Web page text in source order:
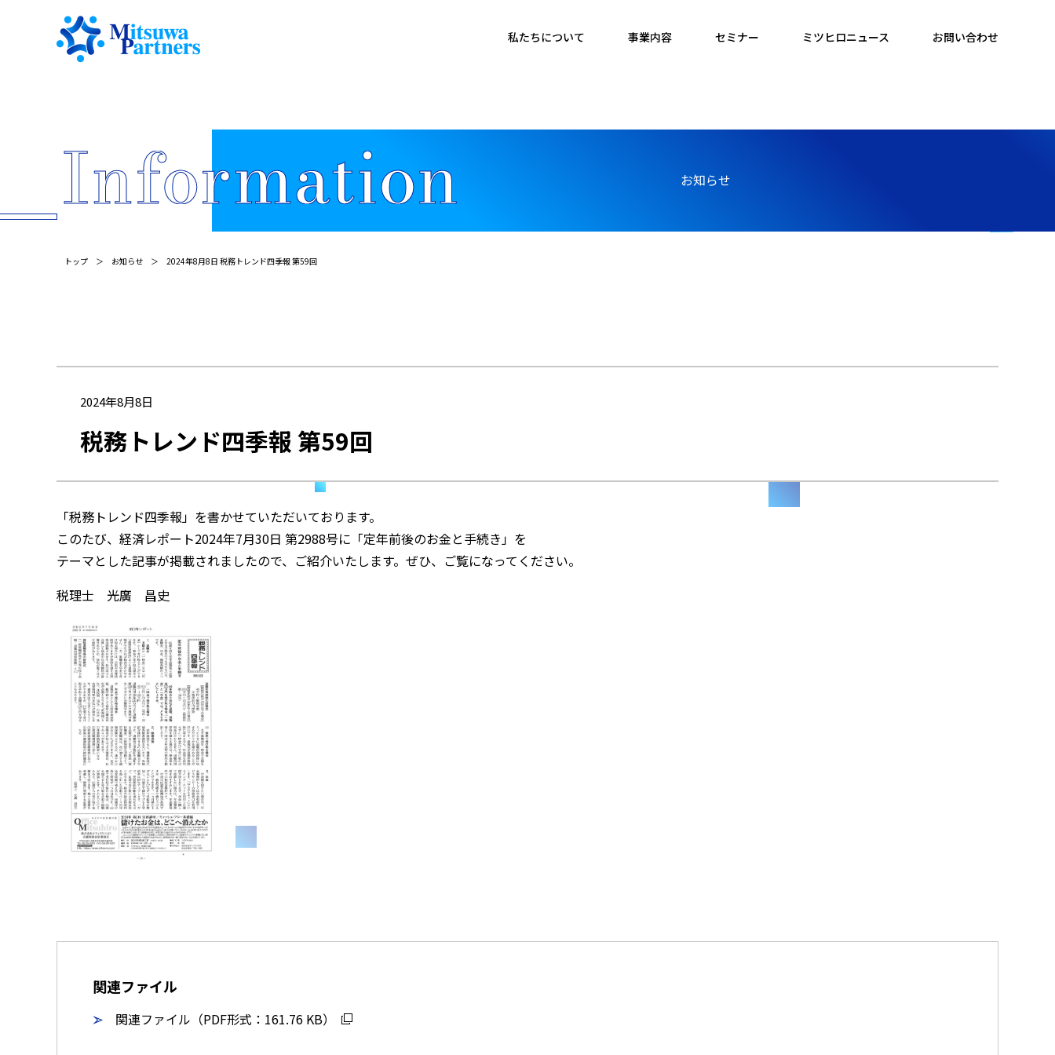
私たちについて 事業内容 セミナー ミツヒロニュース お問い合わせ
お知らせ
トップ お知らせ 2024年8月8日 税務トレンド四季報 第59回
2024年8月8日
税務トレンド四季報 第59回
「税務トレンド四季報」を書かせていただいております。
このたび、経済レポート2024年7月30日 第2988号に「定年前後のお金と手続き」を
テーマとした記事が掲載されましたので、ご紹介いたします。ぜひ、ご覧になってください。
税理士 光廣 昌史
関連ファイル
関連ファイル（PDF形式：161.76 KB）